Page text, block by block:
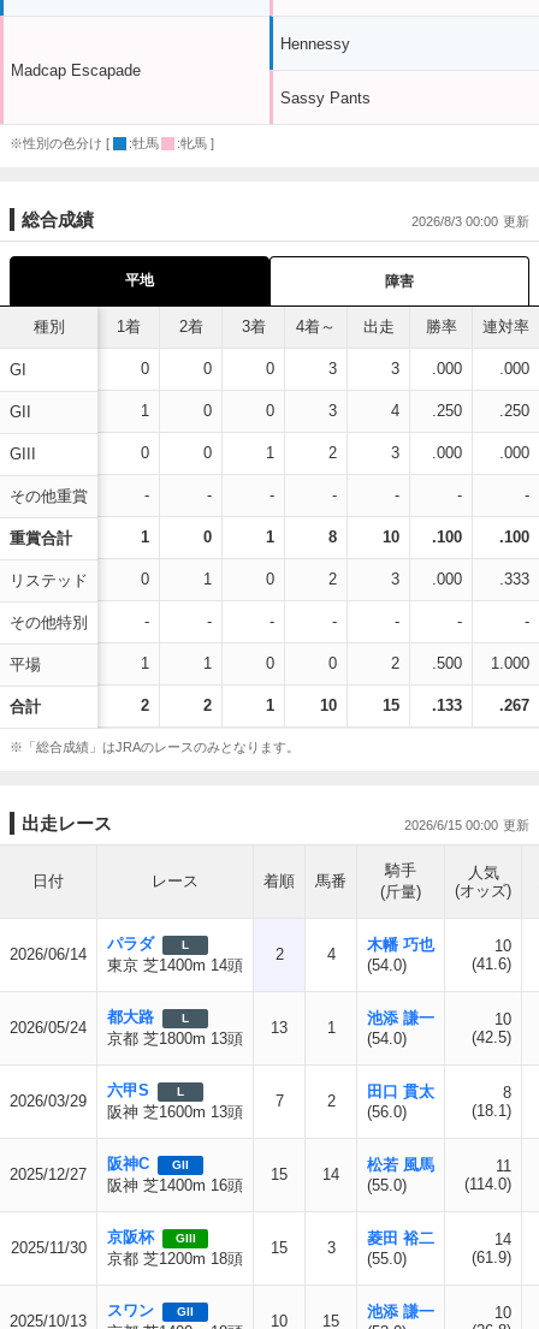
Madcap Escapade
Hennessy
Sassy Pants
※性別の色分け [ :牡馬 :牝馬 ]
総合成績 2026/8/3 00:00
平地 障害
種別
GI
GII
GIII
その他重賞
重賞合計
リステッド
その他特別
平場
合計
1着 2着 3着 4着～ 出走 勝率 連対率
0 0 0 3 3 .000 .000
1 0 0 3 4 .250 .250
0 0 1 2 3 .000 .000
- - - - - - -
1 0 1 8 10 .100 .100
0 1 0 2 3 .000 .333
- - - - - - -
1 1 0 0 2 .500 1.000
2 2 1 10 15 .133 .267
※「総合成績」はJRAのレースのみとなります。
出走レース 2026/6/15 00:00
日付 レース 着順 馬番
騎手
(斤量)
人気
(オッズ)
2026/06/14
パラダ L
東京 芝1400m 14頭
2 4
木幡 巧也
(54.0)
10
(41.6)
2026/05/24
都大路 L
京都 芝1800m 13頭
13 1
池添 謙一
(54.0)
10
(42.5)
2026/03/29
六甲S L
阪神 芝1600m 13頭
7 2
田口 貫太
(56.0)
8
(18.1)
2025/12/27
阪神C GII
阪神 芝1400m 16頭
15 14
松若 風馬
(55.0)
11
(114.0)
2025/11/30
京阪杯 GIII
京都 芝1200m 18頭
15 3
菱田 裕二
(55.0)
14
(61.9)
2025/10/13
スワン GII
10 15
池添 謙一
10